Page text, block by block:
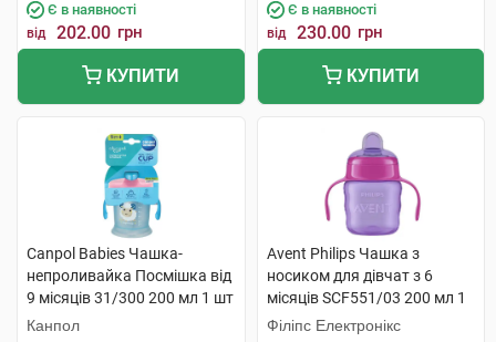
Є в наявності
від 202.00 грн
КУПИТИ
Є в наявності
від 230.00 грн
КУПИТИ
Canpol Babies Чашка-
непроливайка Посмішка від
9 місяців 31/300 200 мл 1 шт
Канпол
Avent Philips Чашка з
носиком для дівчат з 6
місяців SCF551/03 200 мл 1
шт
Філіпс Електронікс